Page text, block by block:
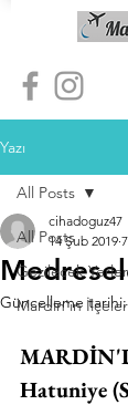
Yazı
All Posts
Gezilecek Yerler
Mardin'in
All Posts
cihadoguz47
14 Şub 2019
Güncelleme
Hatuniye